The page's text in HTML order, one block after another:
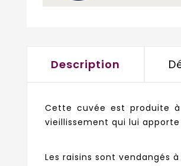
Description
Cette cuvée est produite
vieillissement qui lui
Les raisins sont vendangés